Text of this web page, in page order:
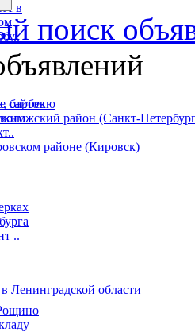
в
сайтов
..
поиск
барбекю
район (Санкт-
районе (Кировск)
области